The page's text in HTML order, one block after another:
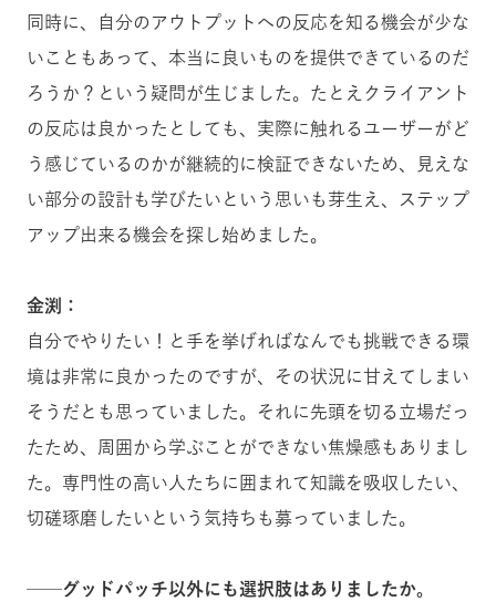
同時に、自分のアウトプットへの反応を知る機会が少な
いこともあって、本当に良いものを提供できているのだ
ろうか？という疑問が生じました。たとえクライアント
の反応は良かったとしても、実際に触れるユーザーがど
う感じているのかが継続的に検証できないため、見えな
い部分の設計も学びたい という 思いも芽生え、ステップ
アップ出来る機会を探し始めました。
金渕：
自分でやりたい！と手を挙げればなんでも挑戦できる環
境は非常に良かったのですが、その状況に甘えてしまい
そうだとも思っていました。それに先頭を切る立場だっ
たため、周囲から学ぶことができない焦燥感もありまし
た。専門性の高い人たちに囲まれて知識を吸収したい、
切磋琢磨したいという気持ちも募っていました。
──グッドパッチ以外にも選択肢はありましたか。